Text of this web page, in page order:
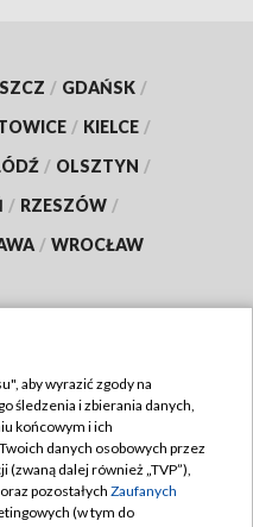
/ GDAŃSK /
/ KIELCE /
/ OLSZTYN /
/ RZESZÓW /
/ WROCŁAW
TVP
aby wyrazić zgody na
śledzenia i zbierania danych,
końcowym i ich
danych osobowych przez
(zwaną dalej również „TVP”),
oraz pozostałych Zaufanych
(w tym do